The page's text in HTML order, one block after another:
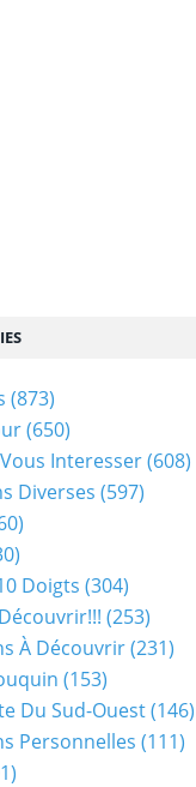
(873)
(650)
Interesser(608)
Diverses (597)
Doigts (304)
(253)
À Découvrir(231)
(153)
Du Sud-Ouest(146)
Personnelles (111)